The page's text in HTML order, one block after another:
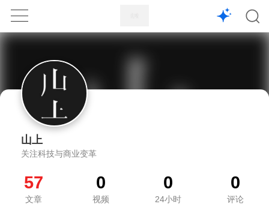
1X
山上
关注科技与商业变革
57
文章
0
视频
0
24小时
0
评论